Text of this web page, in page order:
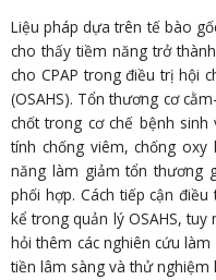
Liệu pháp dựa trên tế bào
cho thấy tiềm năng trở
cho CPAP trong điều trị hội
(OSAHS). Tổn thương cơ
chốt trong cơ chế bệnh sinh
tính chống viêm, chống
năng làm giảm tổn thương
phối hợp. Cách tiếp cận
kể trong quản lý OSAHS,
hỏi thêm các nghiên cứu
tiền lâm sàng và thử nghiệm